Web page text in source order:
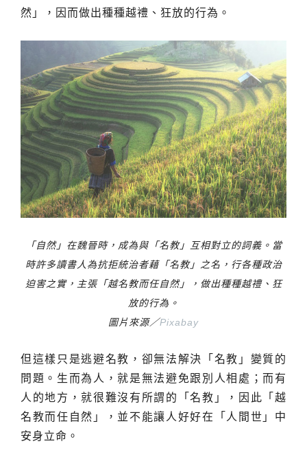
然」，因而做出種種越禮、狂放的行為。
「自然」在魏晉時，成為與「名教」互相對立的詞義。當
時許多讀書人為抗拒統治者藉「名教」之名，行各種政治
迫害之實，主張「越名教而任自然」，做出種種越禮、狂
放的行為。
圖片來源／Pixabay
但這樣只是逃避名教，卻無法解決「名教」變質的
問題。生而為人，就是無法避免跟別人相處；而有
人的地方，就很難沒有所謂的「名教」，因此「越
名教而任自然」，並不能讓人好好在「人間世」中
安身立命。